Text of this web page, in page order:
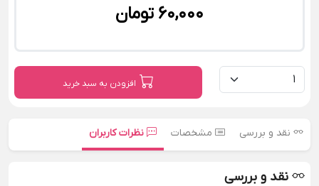
60,000 تومان
افزودن به سبد خرید
نقد و بررسی مشخصات نظرات کاربران
نقد و بررسی